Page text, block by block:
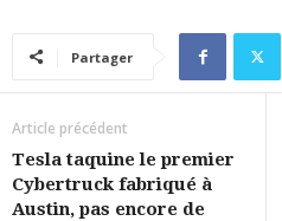
Partager
Article précédent
Tesla taquine le premier
Cybertruck fabriqué à
Austin, pas encore de